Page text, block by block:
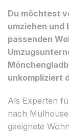
Du möchtest
umziehen und
passenden
unkompliziert
Als Experten
nach
geeignete